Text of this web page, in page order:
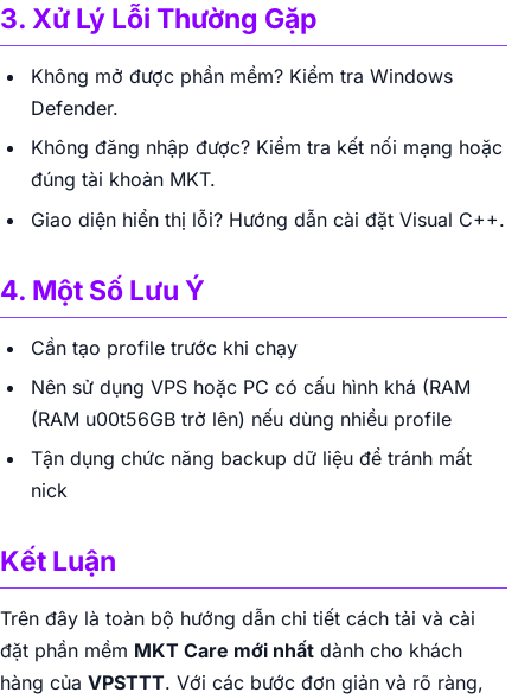
3. Xử Lý Lỗi Thường Gặp
Không mở được phần mềm? Kiểm tra Windows
Defender.
Không đăng nhập được? Kiểm tra kết nối mạng hoặc
đúng tài khoản MKT.
Giao diện hiển thị lỗi? Hướng dẫn cài đặt Visual C++.
4. Một Số Lưu Ý
Cần tạo profile trước khi chạy
Nên sử dụng VPS hoặc PC có cấu hình khá (RAM
(RAM u00t56GB trở lên) nếu dùng nhiều profile
Tận dụng chức năng backup dữ liệu để tránh mất
nick
Kết Luận
Trên đây là toàn bộ hướng dẫn chi tiết cách tải và cài
đặt phần mềm MKT Care mới nhất dành cho khách
hàng của VPSTTT. Với các bước đơn giản và rõ ràng,